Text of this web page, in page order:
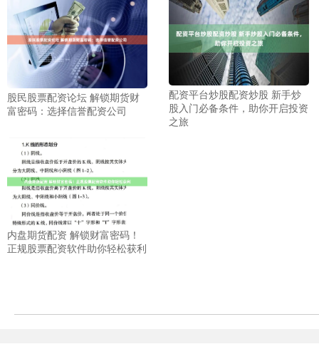
股民股票配资论坛 解锁期货财
富密码：选择信誉配资公司
配资平台炒股配资炒股 新手炒
股入门必备条件，助你开启投资
之旅
内盘期货配资 解锁财富密码！
正规股票配资软件助你轻松获利